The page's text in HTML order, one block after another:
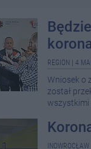
REGION 4
Wniosek o
został
wszystkimi
INOWROCŁAW